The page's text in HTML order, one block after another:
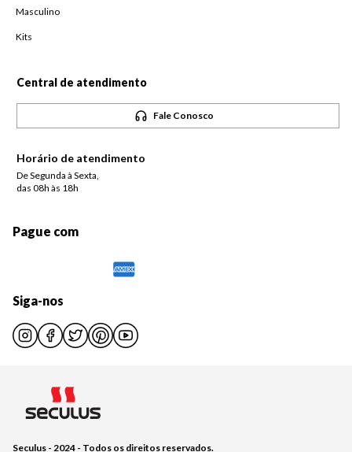
Masculino
Kits
Central de atendimento
Fale Conosco
Horário de atendimento
De Segunda à Sexta,
das 08h às 18h
Pague com
Siga-nos
Seculus - 2024 - Todos os direitos reservados.